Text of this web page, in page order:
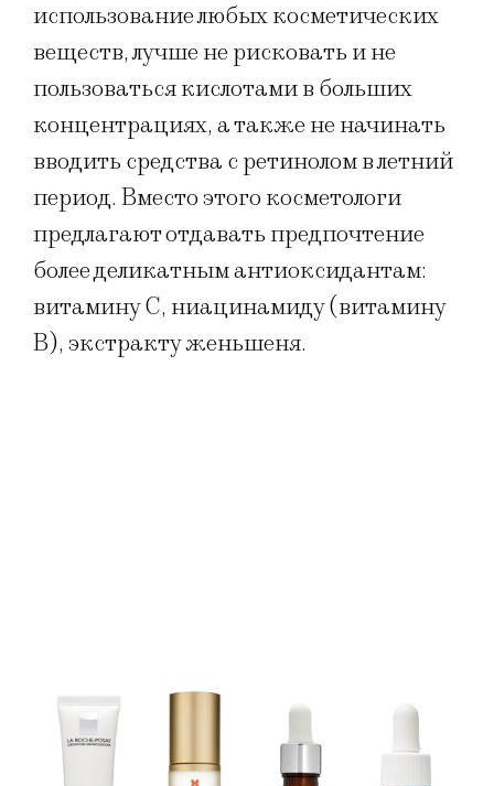
использование любых косметических
веществ, лучше не рисковать и не
пользоваться кислотами в больших
концентрациях, а также не начинать
вводить средства с ретинолом в летний
период. Вместо этого косметологи
предлагают отдавать предпочтение
более деликатным антиоксидантам:
витамину С, ниацинамиду (витамину
В), экстракту женьшеня.